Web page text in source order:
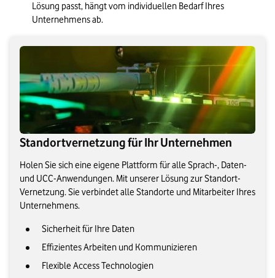
Lösung passt, hängt vom individuellen Bedarf Ihres
Standortvernetzung für Ihr Unternehmen
Holen Sie sich eine eigene Plattform für alle Sprach-, Daten-
und UCC-Anwendungen. Mit unserer Lösung zur Standort-
Vernetzung. Sie verbindet alle Standorte und Mitarbeiter Ihres
Unternehmens.
Sicherheit für Ihre Daten
Effizientes Arbeiten und Kommunizieren
Flexible Access Technologien